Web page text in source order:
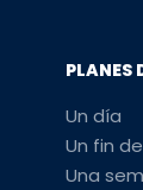
PLANES
Un día
Un fin
Una